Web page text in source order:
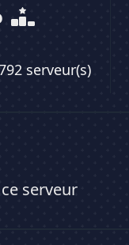
serveur(s)
serveur